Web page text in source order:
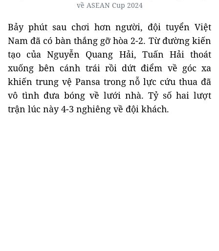
về ASEAN Cup 2024
Bảy phút sau chơi hơn người, đội tuyển Việt
Nam đã có bàn thắng gỡ hòa 2-2. Từ đường kiến
tạo của Nguyễn Quang Hải, Tuấn Hải thoát
xuống bên cánh trái rồi dứt điểm về góc xa
khiến trung vệ Pansa trong nỗ lực cứu thua đã
vô tình đưa bóng về lưới nhà. Tỷ số hai lượt
trận lúc này 4-3 nghiêng về đội khách.